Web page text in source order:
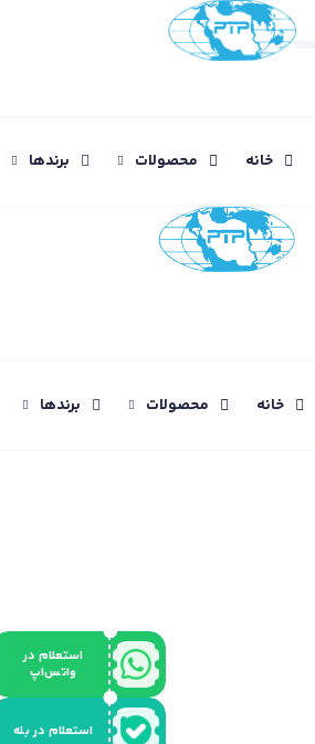
خانه محصولات برندها
خانه محصولات برندها
استعلام در
واتس‌اپ
استعلام در بله